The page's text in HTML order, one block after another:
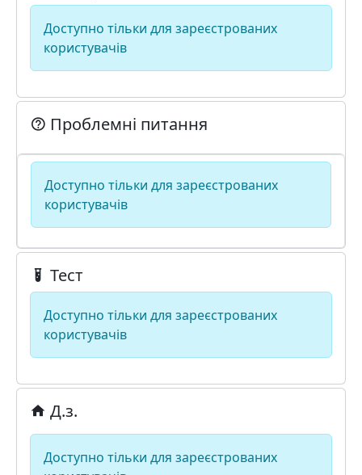
Доступно тільки для зареєстрованих
користувачів
Проблемні питання
Доступно тільки для зареєстрованих
користувачів
Тест
Доступно тільки для зареєстрованих
користувачів
Д.з.
Доступно тільки для зареєстрованих